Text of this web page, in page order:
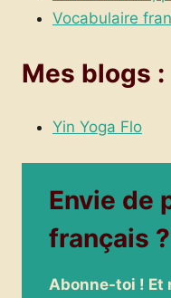
Vocabulaire
Mes blogs :
Yin Yoga Flo
Envie de
français ?
Abonne-toi ! Et